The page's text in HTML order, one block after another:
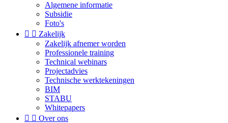
Algemene informatie
Subsidie
Foto's
  Zakelijk
Zakelijk afnemer worden
Professionele training
Technical webinars
Projectadvies
Technische werktekeningen
BIM
STABU
Whitepapers
  Over ons